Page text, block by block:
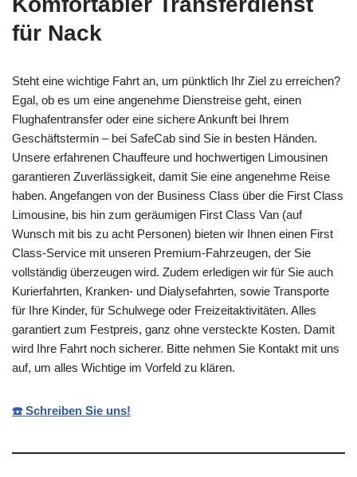
für Nack
Steht eine wichtige Fahrt an, um pünktlich Ihr Ziel zu erreichen?
Egal, ob es um eine angenehme Dienstreise geht, einen
Flughafentransfer oder eine sichere Ankunft bei Ihrem
Geschäftstermin – bei SafeCab sind Sie in besten Händen.
Unsere erfahrenen Chauffeure und hochwertigen Limousinen
garantieren Zuverlässigkeit, damit Sie eine angenehme Reise
haben. Angefangen von der Business Class über die First Class
Limousine, bis hin zum geräumigen First Class Van (auf
Wunsch mit bis zu acht Personen) bieten wir Ihnen einen First
Class-Service mit unseren Premium-Fahrzeugen, der Sie
vollständig überzeugen wird. Zudem erledigen wir für Sie auch
Kurierfahrten, Kranken- und Dialysefahrten, sowie Transporte
für Ihre Kinder, für Schulwege oder Freizeitaktivitäten. Alles
garantiert zum Festpreis, ganz ohne versteckte Kosten. Damit
wird Ihre Fahrt noch sicherer. Bitte nehmen Sie Kontakt mit uns
auf, um alles Wichtige im Vorfeld zu klären.
☎️ Schreiben Sie uns!